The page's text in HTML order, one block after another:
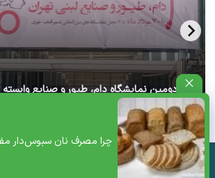
چرا مصرف نان سبوس‌دار
آغاز دومین نمایشگاه دام، طیور و صنایع
تهران+ ویدئو